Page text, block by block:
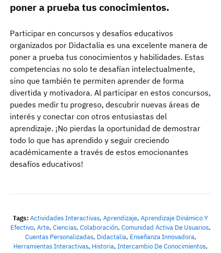
poner a prueba tus conocimientos.
Participar en concursos y desafíos educativos
organizados por Didactalia es una excelente manera de
poner a prueba tus conocimientos y habilidades. Estas
competencias no solo te desafían intelectualmente,
sino que también te permiten aprender de forma
divertida y motivadora. Al participar en estos concursos,
puedes medir tu progreso, descubrir nuevas áreas de
interés y conectar con otros entusiastas del
aprendizaje. ¡No pierdas la oportunidad de demostrar
todo lo que has aprendido y seguir creciendo
académicamente a través de estos emocionantes
desafíos educativos!
Tags:Actividades Interactivas, Aprendizaje, Aprendizaje Dinámico Y
Efectivo, Arte, Ciencias, Colaboración, Comunidad Activa De Usuarios,
Cuentas Personalizadas, Didactalia, Enseñanza Innovadora,
Herramientas Interactivas, Historia, Intercambio De Conocimientos,